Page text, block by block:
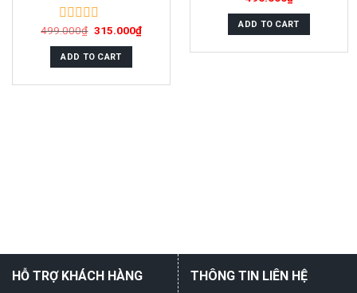
0
out
of
5
499.000₫ 315.000₫
ADD TO CART
out
of
5
ADD TO CART
HỖ TRỢ KHÁCH HÀNG
THÔNG TIN LIÊN HỆ